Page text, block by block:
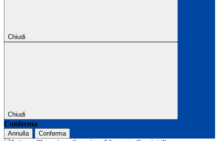
Chiudi
Chiudi
Conferma
Annulla Conferma